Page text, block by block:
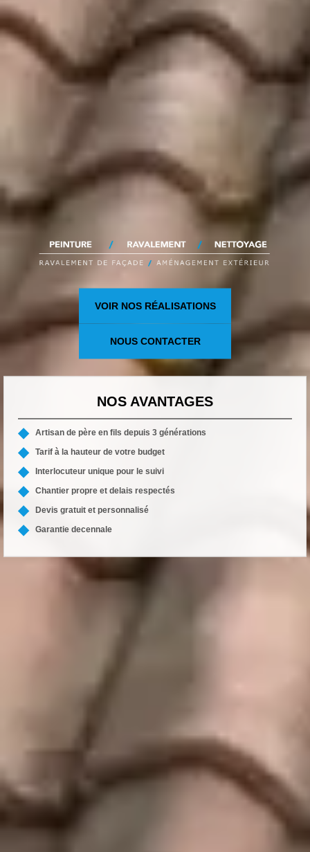
VOIR NOS RÉALISATIONS
NOUS CONTACTER
NOS AVANTAGES
Artisan de père en fils depuis 3 générations
Tarif à la hauteur de votre budget
Interlocuteur unique pour le suivi
Chantier propre et delais respectés
Devis gratuit et personnalisé
Garantie decennale